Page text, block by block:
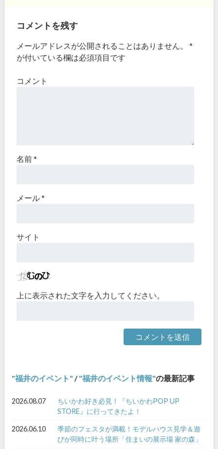
コメントを残す
メールアドレスが公開されることはありません。
*
が付いている欄は必須項目です
コメント
名前*
メール*
サイト
上に表示された文字を入力してください。
福井のイベント / 福井のイベント情報 の最新記事
2026.08.07
ちいかわ好き必見！『ちいかわPOP UP
STORE』に行ってきたよ！
2026.06.10
季節のフェスタが満載！モデルハウス見学＆遊
びが同時に叶う場所「住まいの展示場 家の森」